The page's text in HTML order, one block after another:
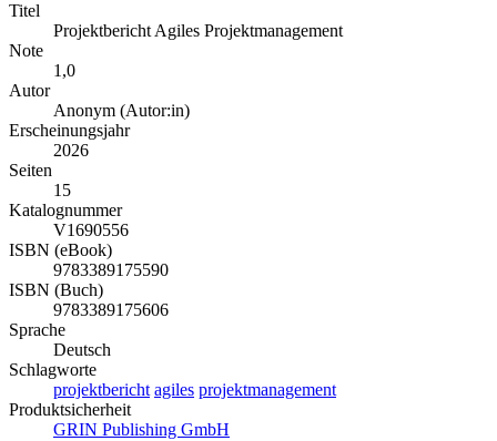
Titel
Projektbericht Agiles Projektmanagement
Note
1,0
Autor
Anonym (Autor:in)
Erscheinungsjahr
2026
Seiten
15
Katalognummer
V1690556
ISBN (eBook)
9783389175590
ISBN (Buch)
9783389175606
Sprache
Deutsch
Schlagworte
projektbericht agiles projektmanagement
Produktsicherheit
GRIN Publishing GmbH